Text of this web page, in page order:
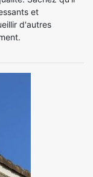
et
d'autres